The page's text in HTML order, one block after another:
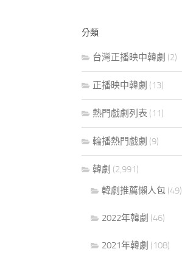
分類
台灣正播映中韓劇 (2)
正播映中韓劇 (13)
熱門戲劇列表 (11)
輪播熱門戲劇 (9)
韓劇 (2,991)
韓劇推薦懶人包 (49)
2022年韓劇 (46)
2021年韓劇 (108)